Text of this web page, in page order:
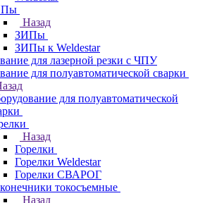
Назад
ЗИПы
ЗИПы к Weldestar
для лазерной резки с ЧПУ
для полуавтоматической сварки
для полуавтоматической
Назад
Горелки
Горелки Weldestar
Горелки СВАРОГ
токосъемные
Назад